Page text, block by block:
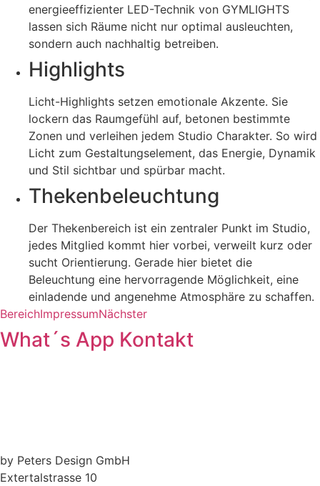
energieeffizienter LED-Technik von GYMLIGHTS
lassen sich Räume nicht nur optimal ausleuchten,
sondern auch nachhaltig betreiben.
Highlights
Licht-Highlights setzen emotionale Akzente. Sie
lockern das Raumgefühl auf, betonen bestimmte
Zonen und verleihen jedem Studio Charakter. So wird
Licht zum Gestaltungselement, das Energie, Dynamik
und Stil sichtbar und spürbar macht.
Thekenbeleuchtung
Der Thekenbereich ist ein zentraler Punkt im Studio,
jedes Mitglied kommt hier vorbei, verweilt kurz oder
sucht Orientierung. Gerade hier bietet die
Beleuchtung eine hervorragende Möglichkeit, eine
einladende und angenehme Atmosphäre zu schaffen.
BereichImpressumNächster
What´s App Kontakt
by Peters Design GmbH
Extertalstrasse 10